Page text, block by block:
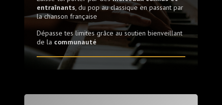
entraînants, du pop au classique en passant par
la chanson française
Dépasse tes limites grâce au soutien bienveillant
de la communauté